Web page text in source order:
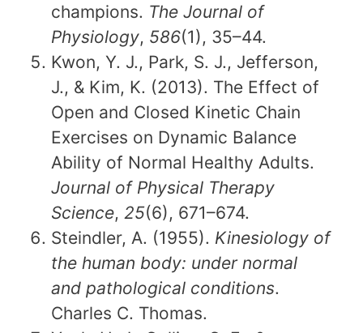
champions. The Journal of
Physiology, 586(1), 35–44.
Kwon, Y. J., Park, S. J., Jefferson,
J., & Kim, K. (2013). The Effect of
Open and Closed Kinetic Chain
Exercises on Dynamic Balance
Ability of Normal Healthy Adults.
Journal of Physical Therapy
Science, 25(6), 671–674.
Steindler, A. (1955). Kinesiology of
the human body: under normal
and pathological conditions.
Charles C. Thomas.